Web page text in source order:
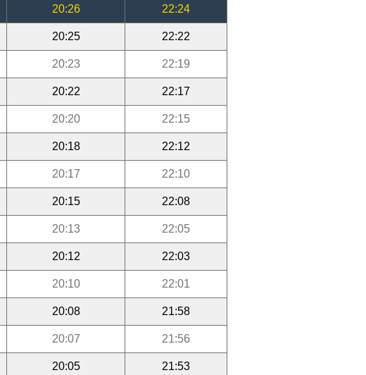
20:26 22:24
20:25 22:22
20:23 22:19
20:22 22:17
20:20 22:15
20:18 22:12
20:17 22:10
20:15 22:08
20:13 22:05
20:12 22:03
20:10 22:01
20:08 21:58
20:07 21:56
20:05 21:53